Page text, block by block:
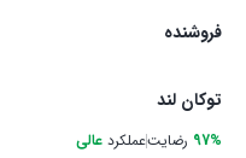
فروشنده
توکان لند
97% رضایتعملکرد عالی